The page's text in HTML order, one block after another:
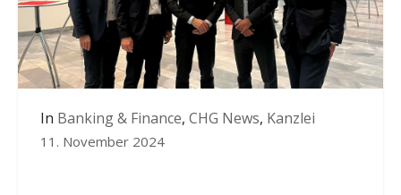
In Banking & Finance, CHG News, Kanzlei
11. November 2024